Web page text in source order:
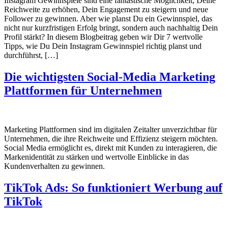
Reichweite zu erhöhen, Dein Engagement zu steigern und neue
Follower zu gewinnen. Aber wie planst Du ein Gewinnspiel, das
nicht nur kurzfristigen Erfolg bringt, sondern auch nachhaltig Dein
Profil stärkt? In diesem Blogbeitrag geben wir Dir 7 wertvolle
Tipps, wie Du Dein Instagram Gewinnspiel richtig planst und
durchführst, […]
Die wichtigsten Social-Media Marketing
Plattformen für Unternehmen
Marketing Plattformen sind im digitalen Zeitalter unverzichtbar für
Unternehmen, die ihre Reichweite und Effizienz steigern möchten.
Social Media ermöglicht es, direkt mit Kunden zu interagieren, die
Markenidentität zu stärken und wertvolle Einblicke in das
Kundenverhalten zu gewinnen.
TikTok Ads: So funktioniert Werbung auf
TikTok